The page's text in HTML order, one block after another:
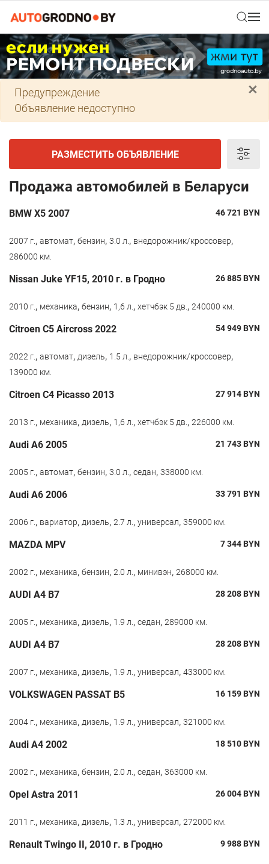
×
Предупреждение
Объявление недоступно
РАЗМЕСТИТЬ ОБЪЯВЛЕНИЕ
Продажа автомобилей в Беларуси
BMW X5 2007 46 721 BYN
2007 г., автомат, бензин, 3.0 л., внедорожник/кроссовер,
286000 км.
Nissan Juke YF15, 2010 г. в Гродно 26 885BYN
2010 г., механика, бензин, 1,6 л., хетчбэк 5 дв., 240000 км.
Citroen С5 Aircross 2022 54 949BYN
2022 г., автомат, дизель, 1.5 л., внедорожник/кроссовер,
139000 км.
Citroen C4 Picasso 2013 27 914BYN
2013 г., механика, дизель, 1,6 л., хетчбэк 5 дв., 226000 км.
Audi A6 2005 21 743BYN
2005 г., автомат, бензин, 3.0 л., седан, 338000 км.
Audi A6 2006 33 791 BYN
2006 г., вариатор, дизель, 2.7 л., универсал, 359000 км.
MAZDA MPV 7 344BYN
2002 г., механика, бензин, 2.0 л., минивэн, 268000 км.
AUDI A4 B7 28 208BYN
2005 г., механика, дизель, 1.9 л., седан, 289000 км.
AUDI A4 B7 28 208BYN
2007 г., механика, дизель, 1.9 л., универсал, 433000 км.
VOLKSWAGEN PASSAT B5 16 159BYN
2004 г., механика, дизель, 1.9 л., универсал, 321000 км.
Audi A4 2002 18 510BYN
2002 г., механика, бензин, 2.0 л., седан, 363000 км.
Opel Astra 2011 26 004BYN
2011 г., механика, дизель, 1.3 л., универсал, 272000 км.
Renault Twingo II, 2010 г. в Гродно 9 988BYN